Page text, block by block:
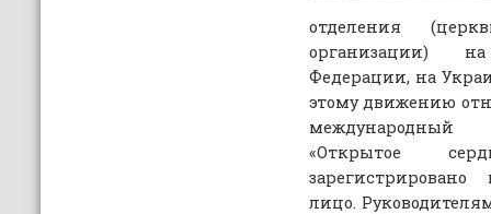
отделения
организации)
Федерации, на
этому движению
международный
«Открытое
лицо.